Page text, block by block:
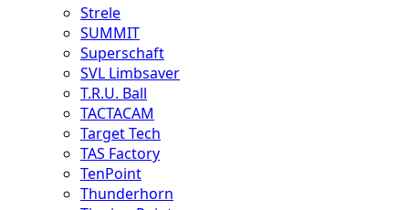
Strele
SUMMIT
Superschaft
SVL Limbsaver
T.R.U. Ball
TACTACAM
Target Tech
TAS Factory
TenPoint
Thunderhorn